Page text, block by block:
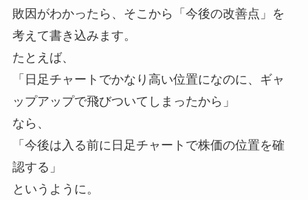
敗因がわかったら、そこから「今後の改善点」を
考えて書き込みます。
たとえば、
「日足チャートでかなり高い位置になのに、ギャ
ップアップで飛びついてしまったから」
なら、
「今後は入る前に日足チャートで株価の位置を確
認する」
というように。